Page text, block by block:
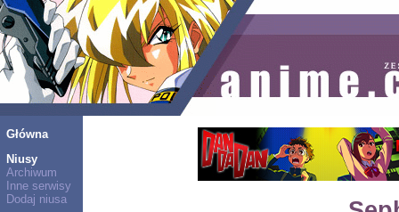
Główna
Niusy
Archiwum
Inne serwisy
Dodaj niusa